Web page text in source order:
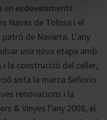
esdeveniments
Navas de Tolosa i el
de Navarra. L’any
una nova etapa amb
la construcció del celler,
sota la marca Señorío
renovacions i la
& Vinyes l’any 2008, el